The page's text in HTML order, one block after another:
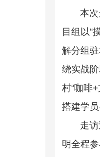
本
目组以“
解分组
绕实战
村“咖啡+
搭建学
走
明全程